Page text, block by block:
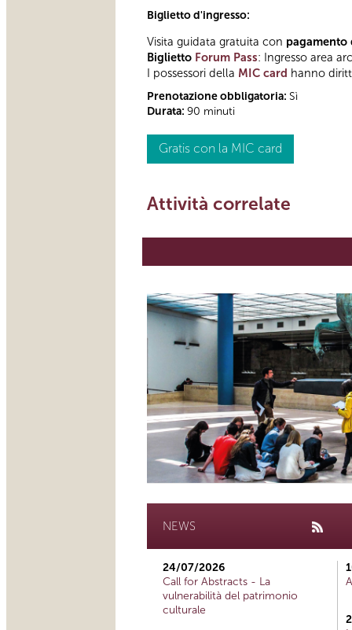
Biglietto d'ingresso:
Visita guidata gratuita con pagamento
Biglietto Forum Pass: Ingresso area
I possessori della MIC card hanno
Prenotazione obbligatoria: Sì
Durata: 90 minuti
Gratis con la MIC card
Attività correlate
NEWS
24/07/2026
Call for Abstracts - La
vulnerabilità del patrimonio
culturale